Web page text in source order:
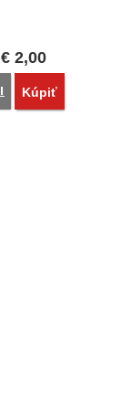
€2,00
Porovnať
Kúpiť